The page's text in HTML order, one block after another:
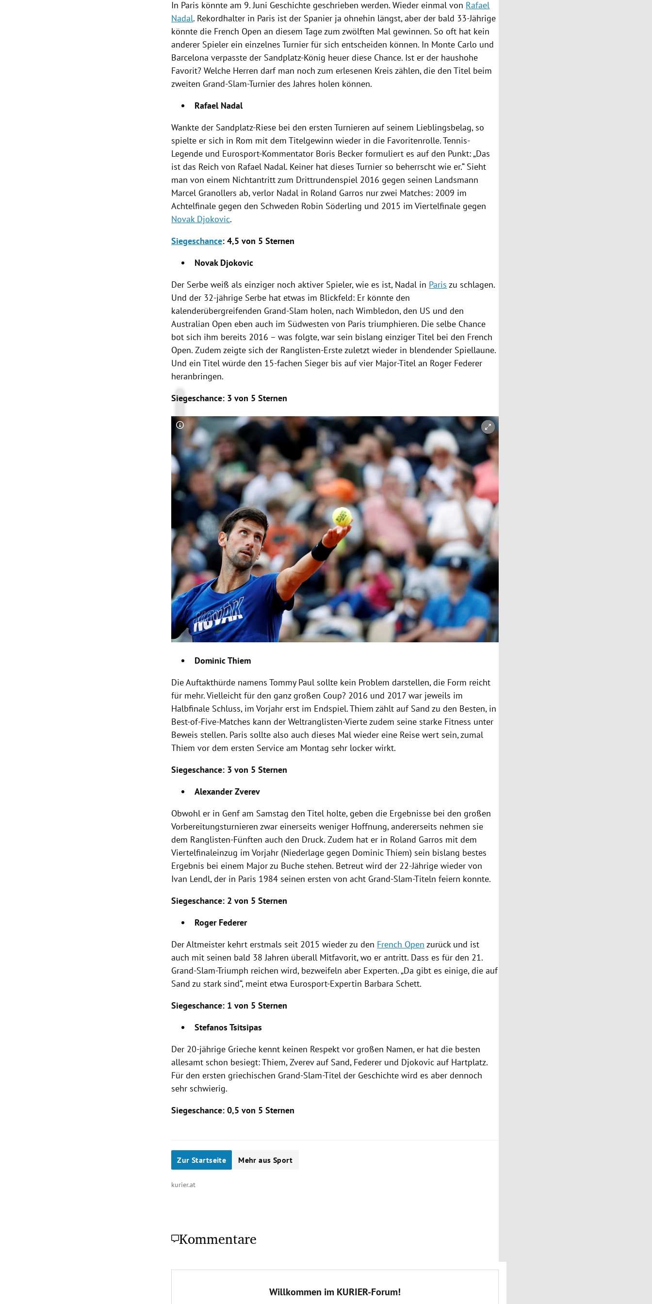
In Paris könnte am 9. Juni Geschichte geschrieben werden. Wieder einmal von Rafael
Nadal. Rekordhalter in Paris ist der Spanier ja ohnehin längst, aber der bald 33-Jährige
könnte die French Open an diesem Tage zum zwölften Mal gewinnen. So oft hat kein
anderer Spieler ein einzelnes Turnier für sich entscheiden können. In Monte Carlo und
Barcelona verpasste der Sandplatz-König heuer diese Chance. Ist er der haushohe
Favorit? Welche Herren darf man noch zum erlesenen Kreis zählen, die den Titel beim
zweiten Grand-Slam-Turnier des Jahres holen können.
Rafael Nadal
Wankte der Sandplatz-Riese bei den ersten Turnieren auf seinem Lieblingsbelag, so
spielte er sich in Rom mit dem Titelgewinn wieder in die Favoritenrolle. Tennis-
Legende und Eurosport-Kommentator Boris Becker formuliert es auf den Punkt: „Das
ist das Reich von Rafael Nadal. Keiner hat dieses Turnier so beherrscht wie er.“ Sieht
man von einem Nichtantritt zum Drittrundenspiel 2016 gegen seinen Landsmann
Marcel Granollers ab, verlor Nadal in Roland Garros nur zwei Matches: 2009 im
Achtelfinale gegen den Schweden Robin Söderling und 2015 im Viertelfinale gegen
Novak Djokovic.
Siegeschance: 4,5 von 5 Sternen
Novak Djokovic
Der Serbe weiß als einziger noch aktiver Spieler, wie es ist, Nadal in Paris zu schlagen.
Und der 32-jährige Serbe hat etwas im Blickfeld: Er könnte den
kalenderübergreifenden Grand-Slam holen, nachWimbledon, den US und den
Australian Open eben auch im Südwesten von Paris triumphieren. Die selbe Chance
bot sich ihm bereits 2016 – was folgte, war sein bislang einziger Titel bei den French
Open. Zudem zeigte sich der Ranglisten-Erste zuletzt wieder in blendender Spiellaune.
Und ein Titel würde den 15-fachen Sieger bis auf vier Major-Titel an Roger Federer
heranbringen.
Siegeschance: 3 von 5 Sternen
Copyright-Hinweis öffnen/schließen
Dominic Thiem
Die Auftakthürde namensTommy Paul sollte kein Problem darstellen, die Form reicht
für mehr. Vielleicht für den ganz großen Coup? 2016 und 2017 war jeweils im
Halbfinale Schluss, im Vorjahr erst im Endspiel.Thiem zählt auf Sand zu den Besten, in
Best-of-Five-Matches kann der Weltranglisten-Vierte zudem seine starke Fitness unter
Beweis stellen. Paris sollte also auch dieses Mal wieder eine Reise wert sein, zumal
Thiem vor dem ersten Service am Montag sehr locker wirkt.
Siegeschance: 3 von 5 Sternen
Alexander Zverev
Obwohl er in Genfam Samstag den Titel holte, geben die Ergebnisse bei den großen
Vorbereitungsturnieren zwar einerseits weniger Hoffnung, andererseits nehmen sie
dem Ranglisten-Fünften auch den Druck. Zudem hat er in Roland Garros mit dem
Viertelfinaleinzug im Vorjahr (Niederlage gegen Dominic Thiem) sein bislang bestes
Ergebnis bei einem Major zu Buche stehen. Betreut wird der 22-Jährige wieder von
Ivan Lendl, der in Paris 1984 seinen ersten von acht Grand-Slam-Titeln feiern konnte.
Siegeschance: 2 von 5 Sternen
Roger Federer
Der Altmeister kehrt erstmals seit 2015 wieder zu den French Open zurück und ist
auch mit seinen bald 38 Jahren überall Mitfavorit, wo er antritt. Dass es für den 21.
Grand-Slam-Triumph reichen wird, bezweifeln aber Experten. „Da gibt es einige, die auf
Sand zu stark sind“, meint etwa Eurosport-Expertin Barbara Schett.
Siegeschance: 1 von 5 Sternen
Stefanos Tsitsipas
Der 20-jährige Grieche kennt keinen Respekt vor großen Namen, er hat die besten
allesamt schon besiegt:Thiem,Zverevauf Sand, Federer und Djokovic auf Hartplatz.
Für den ersten griechischen Grand-Slam-Titel der Geschichte wird es aber dennoch
sehr schwierig.
Siegeschance: 0,5 von 5 Sternen
Zur Startseite Mehr aus Sport
kurier.at
Kommentare